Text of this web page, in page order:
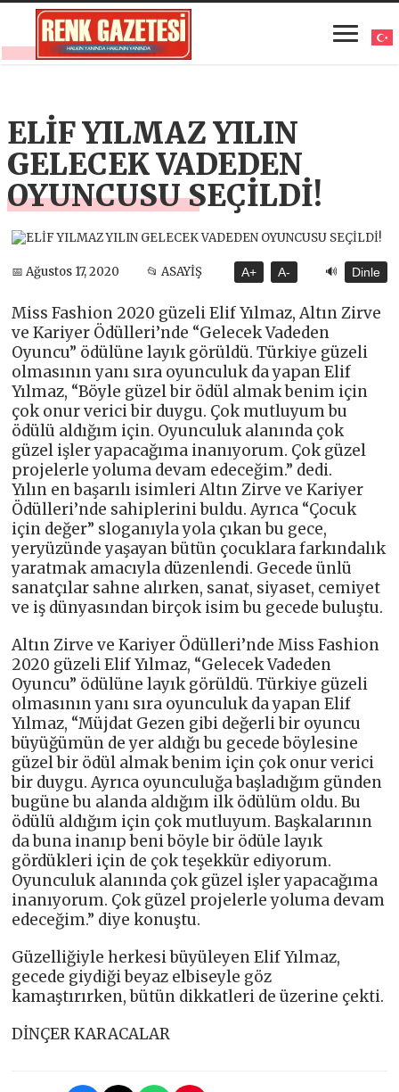
ELİF YILMAZ YILIN
GELECEK VADEDEN
OYUNCUSU SEÇİLDİ!
📅 Ağustos 17, 2020 📂 ASAYİŞ A+ A- 🔊 Dinle
Miss Fashion 2020 güzeli Elif Yılmaz, Altın Zirve
ve Kariyer Ödülleri’nde “Gelecek Vadeden
Oyuncu” ödülüne layık görüldü. Türkiye güzeli
olmasının yanı sıra oyunculuk da yapan Elif
Yılmaz, “Böyle güzel bir ödül almak benim için
çok onur verici bir duygu. Çok mutluyum bu
ödülü aldığım için. Oyunculuk alanında çok
güzel işler yapacağıma inanıyorum. Çok güzel
projelerle yoluma devam edeceğim.” dedi.
Yılın en başarılı isimleri Altın Zirve ve Kariyer
Ödülleri’nde sahiplerini buldu. Ayrıca “Çocuk
için değer” sloganıyla yola çıkan bu gece,
yeryüzünde yaşayan bütün çocuklara farkındalık
yaratmak amacıyla düzenlendi. Gecede ünlü
sanatçılar sahne alırken, sanat, siyaset, cemiyet
ve iş dünyasından birçok isim bu gecede buluştu.
Altın Zirve ve Kariyer Ödülleri’nde Miss Fashion
2020 güzeli Elif Yılmaz, “Gelecek Vadeden
Oyuncu” ödülüne layık görüldü. Türkiye güzeli
olmasının yanı sıra oyunculuk da yapan Elif
Yılmaz, “Müjdat Gezen gibi değerli bir oyuncu
büyüğümün de yer aldığı bu gecede böylesine
güzel bir ödül almak benim için çok onur verici
bir duygu. Ayrıca oyunculuğa başladığım günden
bugüne bu alanda aldığım ilk ödülüm oldu. Bu
ödülü aldığım için çok mutluyum. Başkalarının
da buna inanıp beni böyle bir ödüle layık
gördükleri için de çok teşekkür ediyorum.
Oyunculuk alanında çok güzel işler yapacağıma
inanıyorum. Çok güzel projelerle yoluma devam
edeceğim.” diye konuştu.
Güzelliğiyle herkesi büyüleyen Elif Yılmaz,
gecede giydiği beyaz elbiseyle göz
kamaştırırken, bütün dikkatleri de üzerine çekti.
DİNÇER KARACALAR